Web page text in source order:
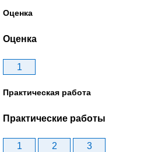
Оценка
Оценка
1
Практическая работа
Практические работы
1 2 3